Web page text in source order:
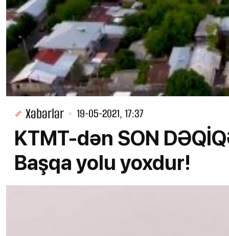
Xəbərlər 19-05-2021, 17:37
KTMT-dən SON
Başqa yolu yoxdur!